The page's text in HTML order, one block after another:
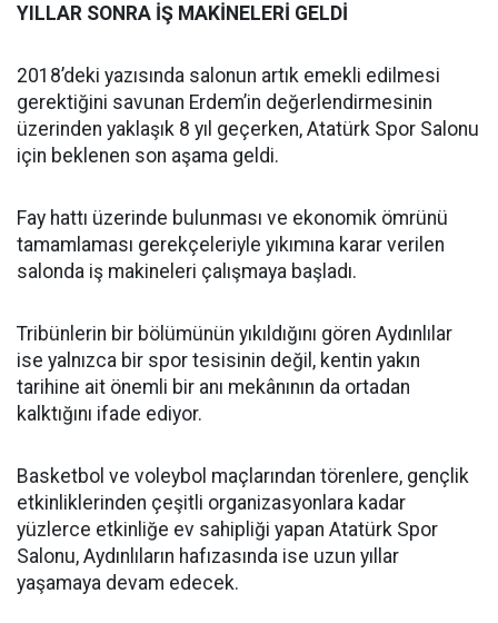
YILLAR SONRA İŞ MAKİNELERİ GELDİ
2018’deki yazısında salonun artık emekli edilmesi
gerektiğini savunan Erdem’in değerlendirmesinin
üzerinden yaklaşık 8 yıl geçerken, Atatürk Spor Salonu
için beklenen son aşama geldi.
Fay hattı üzerinde bulunması ve ekonomik ömrünü
tamamlaması gerekçeleriyle yıkımına karar verilen
salonda iş makineleri çalışmaya başladı.
Tribünlerin bir bölümünün yıkıldığını gören Aydınlılar
ise yalnızca bir spor tesisinin değil, kentin yakın
tarihine ait önemli bir anı mekânının da ortadan
kalktığını ifade ediyor.
Basketbol ve voleybol maçlarından törenlere, gençlik
etkinliklerinden çeşitli organizasyonlara kadar
yüzlerce etkinliğe ev sahipliği yapan Atatürk Spor
Salonu, Aydınlıların hafızasında ise uzun yıllar
yaşamaya devam edecek.